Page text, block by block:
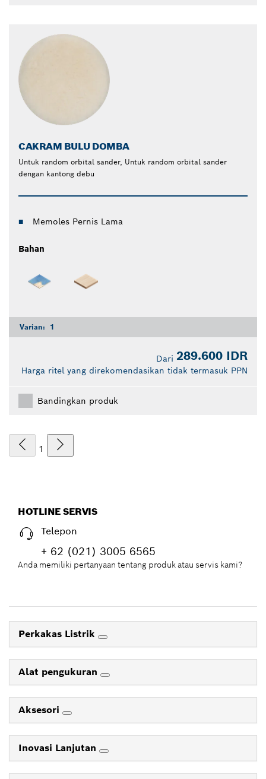
CAKRAM BULU DOMBA
Untuk random orbital sander, Untuk random orbital sander
dengan kantong debu
Memoles Pernis Lama
Bahan
Varian: 1
Dari 289.600 IDR
Harga ritel yang direkomendasikan tidak termasuk PPN
Bandingkan produk
1
HOTLINE SERVIS
Telepon
+ 62 (021) 3005 6565
Anda memiliki pertanyaan tentang produk atau servis kami?
Perkakas Listrik
Alat pengukuran
Aksesori
Inovasi Lanjutan